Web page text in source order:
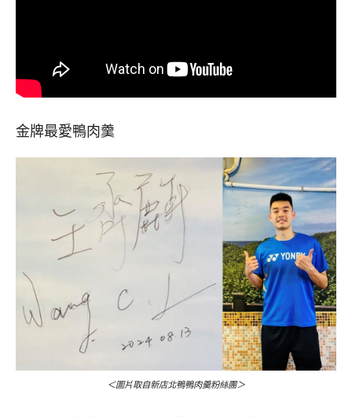
金牌最愛鴨肉羹
＜圖片取自新店北鴨鴨肉羹粉絲團＞